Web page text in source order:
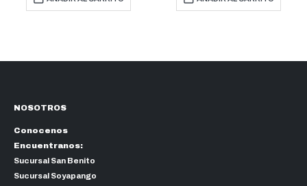
NOSOTROS
Conocenos
Encuentranos:
Sucursal San Benito
Sucursal Soyapango